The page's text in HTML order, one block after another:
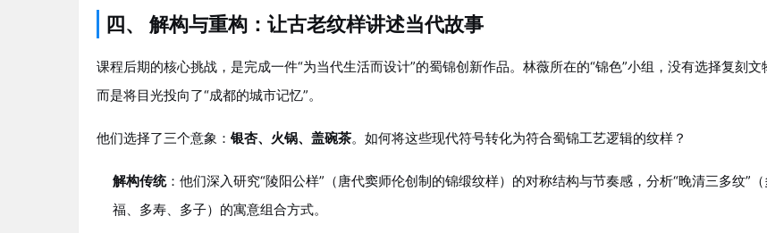
四、 解构与重构：让古老纹样讲述当代故事
课程后期的核心挑战，是完成一件“为当代生活而设计”的蜀锦创新作品。林薇所在的“锦色”小组，没有选择复刻文
而是将目光投向了“成都的城市记忆”。
他们选择了三个意象：银杏、火锅、盖碗茶。如何将这些现代符号转化为符合蜀锦工艺逻辑的纹样？
解构传统：他们深入研究“陵阳公样”（唐代窦师伦创制的锦缎纹样）的对称结构与节奏感，分析“晚清三多纹”（
福、多寿、多子）的寓意组合方式。